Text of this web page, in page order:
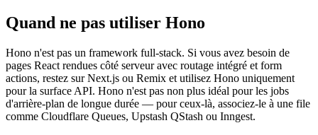
Quand ne pas utiliser Hono
Hono n'est pas un framework full-stack. Si vous avez besoin de
pages React rendues côté serveur avec routage intégré et form
actions, restez sur Next.js ou Remix et utilisez Hono uniquement
pour la surface API. Hono n'est pas non plus idéal pour les jobs
d'arrière-plan de longue durée — pour ceux-là, associez-le à une file
comme Cloudflare Queues, Upstash QStash ou Inngest.